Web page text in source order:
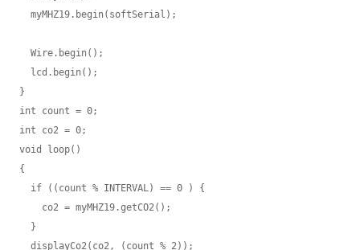
}
int count = 0;
int co2 = 0;
void loop()
{